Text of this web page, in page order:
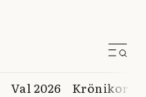
Val 2026 Krönikor